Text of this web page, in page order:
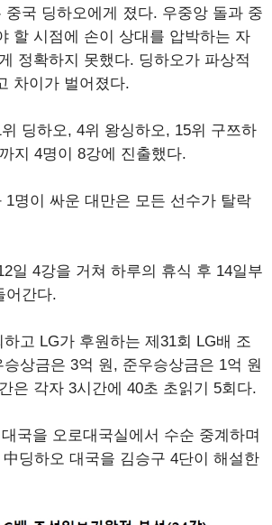
중국 딩하오에게 졌다. 우중앙 돌과 중
할 시점에 손이 상대를 압박하는 자
정확하지 못했다. 딩하오가 파상적
차이가 벌어졌다.
딩하오, 4위 왕싱하오, 15위 구쯔하
지 4명이 8강에 진출했다.
1명이 싸운 대만은 모든 선수가 탈락
일 4강을 거쳐 하루의 휴식 후 14일부
어간다.
고 LG가 후원하는 제31회 LG배 조
상금은 3억 원, 준우승상금은 1억 원
은 각자 3시간에 40초 초읽기 5회다.
국을 오로대국실에서 수순 중계하며
딩하오 대국을 김승구 4단이 해설한